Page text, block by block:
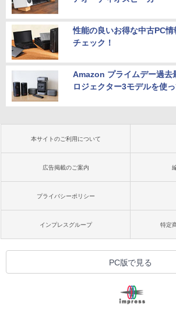
性能の良いお得な中古PC
チェック！
Amazon プライムデー過
ロジェクター3モデルを使
本サイトのご利用について
広告掲載のご案内
プライバシーポリシー
インプレスグループ 特定
PC版で見る